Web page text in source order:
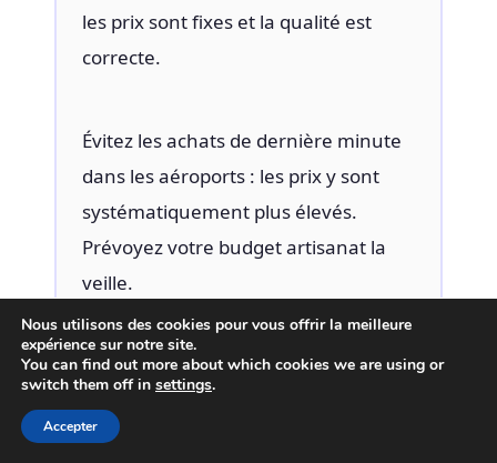
les prix sont fixes et la qualité est
correcte.
Évitez les achats de dernière minute
dans les aéroports : les prix y sont
systématiquement plus élevés.
Prévoyez votre budget artisanat la
veille.
Nous utilisons des cookies pour vous offrir la meilleure
expérience sur notre site.
You can find out more about which cookies we are using or
switch them off in settings.
Accepter